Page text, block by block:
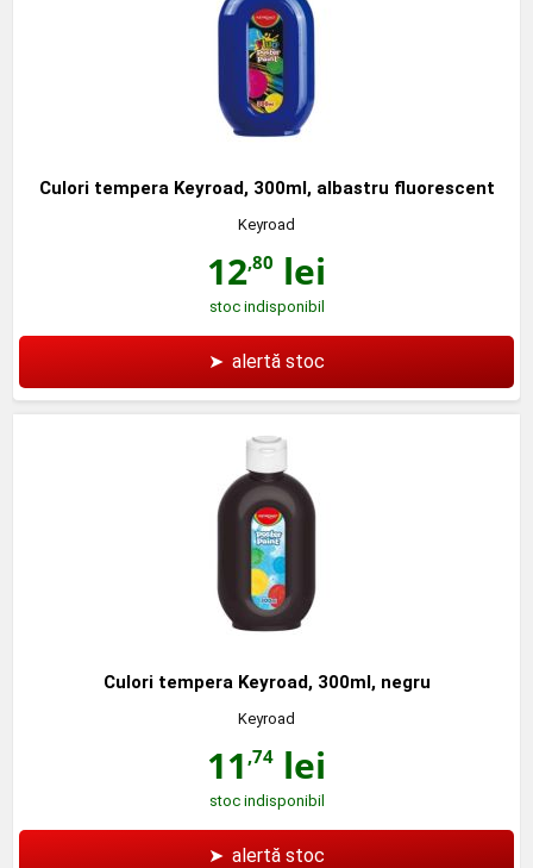
Culori tempera Keyroad, 300ml, albastru fluorescent
Keyroad
12,80 lei
stoc indisponibil
➤ alertă stoc
Culori tempera Keyroad, 300ml, negru
Keyroad
11 ,74 lei
stoc indisponibil
➤ alertă stoc